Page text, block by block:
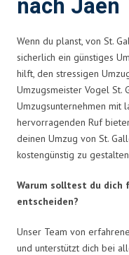
nach Jaén
Wenn du planst, von St.
sicherlich ein günstiges
hilft, den stressigen
Umzugsmeister Vogel St.
Umzugsunternehmen mit
hervorragenden Ruf
deinen Umzug von St.
kostengünstig zu
Warum solltest du dich
entscheiden?
Unser Team von
und unterstützt dich bei